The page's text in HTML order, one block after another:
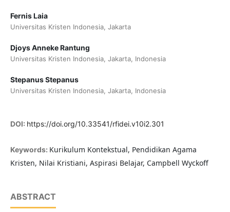
Fernis Laia
Universitas Kristen Indonesia, Jakarta
Djoys Anneke Rantung
Universitas Kristen Indonesia, Jakarta, Indonesia
Stepanus Stepanus
Universitas Kristen Indonesia, Jakarta, Indonesia
DOI: https://doi.org/10.33541/rfidei.v10i2.301
Keywords: Kurikulum Kontekstual, Pendidikan Agama
Kristen, Nilai Kristiani, Aspirasi Belajar, Campbell Wyckoff
ABSTRACT